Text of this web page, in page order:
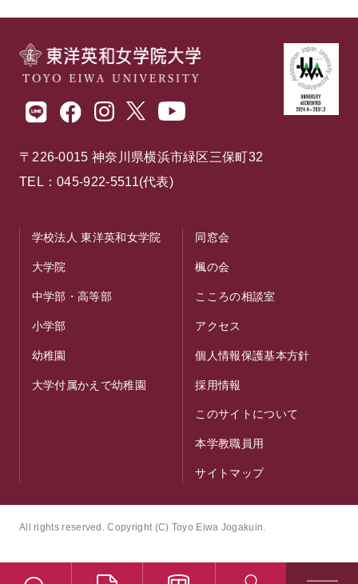
〒226-0015 神奈川県横浜市緑区三保町32
TEL：045-922-5511(代表)
学校法人 東洋英和女学院
大学院
中学部・高等部
小学部
幼稚園
大学付属かえで幼稚園
同窓会
楓の会
こころの相談室
アクセス
個人情報保護基本方針
採用情報
このサイトについて
本学教職員用
サイトマップ
All rights reserved. Copyright (C) Toyo Eiwa Jogakuin.